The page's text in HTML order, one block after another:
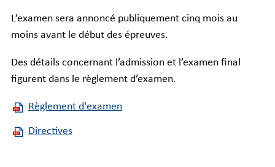
L’examen sera annoncé publiquement cinq mois au
moins avant le début des épreuves.
Des détails concernant l’admission et l’examen final
figurent dans le règlement d’examen.
Règlement d'examen
Directives